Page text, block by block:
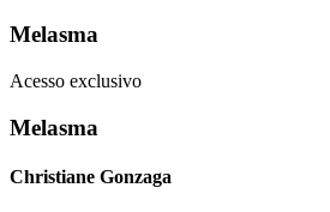
Melasma
Acesso exclusivo
Melasma
Christiane Gonzaga